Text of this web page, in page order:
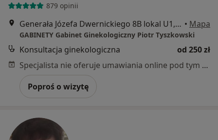
879 opinii
Generała Józefa Dwernickiego 8B lokal U1, Bydgoszcz • Mapa
GABINETY Gabinet Ginekologiczny Piotr Tyszkowski
Konsultacja ginekologiczna
od 250 zł
Specjalista nie oferuje umawiania online pod tym adresem.
Poproś o wizytę